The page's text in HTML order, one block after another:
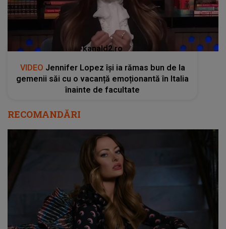
kanald2.ro
VIDEO Jennifer Lopez își ia rămas bun de la
gemenii săi cu o vacanță emoționantă în Italia
înainte de facultate
RECOMANDĂRI